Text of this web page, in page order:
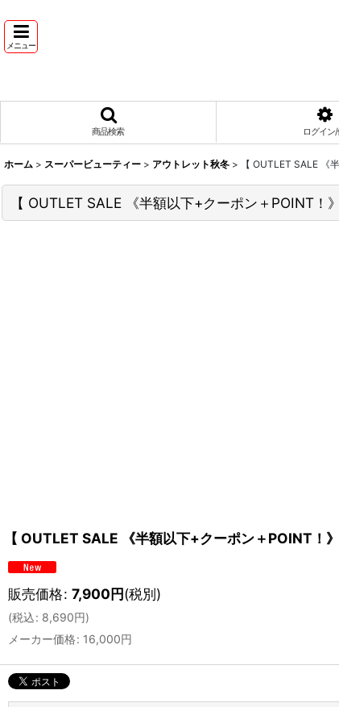
メニュー
商品検索 ログイン
ホーム > スーパービューティー > アウトレット秋冬 > 【 OUTLET SALE
【 OUTLET SALE 《半額以下+クーポン＋POINT
【 OUTLET SALE 《半額以下+クーポン＋POINT
販売価格: 7,900円(税別)
(税込: 8,690円)
メーカー価格: 16,000円